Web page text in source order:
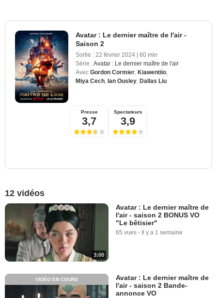
Avatar : Le dernier maître de l'air -
Saison 2
Sortie : 22 février 2024 | 60 min
Série :Avatar : Le dernier maître de l'air
Avec Gordon Cormier Kiawentiio
Miya Cech Ian Ousley Dallas Liu
Presse
3,7
Spectateurs
3,9
12 vidéos
3:00
Avatar : Le dernier maître de
l'air - saison 2 BONUS VO
"Le bêtisier"
65 vues - Il y a 1 semaine
VIDÉO EN COURS
Avatar : Le dernier maître de
l'air - saison 2 Bande-
annonce VO